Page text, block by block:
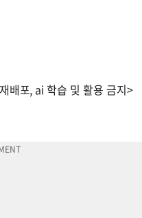
배포, ai 학습 및 활용 금지>